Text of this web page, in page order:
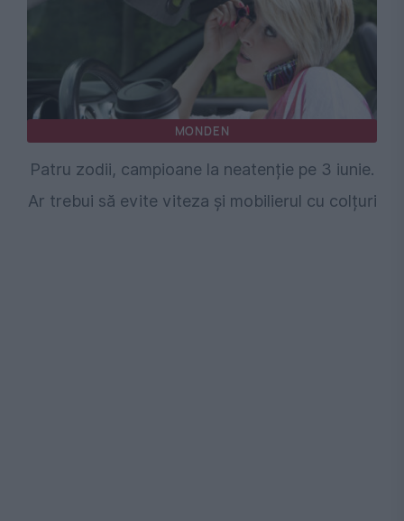
MONDEN
Patru zodii, campioane la neatenție pe 3 iunie.
Ar trebui să evite viteza și mobilierul cu colțuri